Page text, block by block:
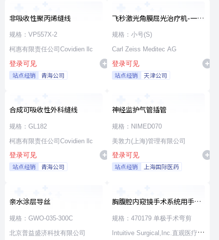
非吸收性聚丙烯缝线
规格：VP557X-2
柯惠有限责任公司Covidien llc
登录可见
站点经销 青海公司
飞秒激光角膜屈光治疗机-一次
性使用无菌治疗包
规格：小号(S)
Carl Zeiss Meditec AG
登录可见
站点经销 天津公司
合成可吸收性外科缝线
规格：GL182
柯惠有限责任公司Covidien llc
登录可见
站点经销 青海公司
神经监护气管插管
规格：NIMED070
美敦力(上海)管理有限公司
登录可见
站点经销 上海国际医药
亲水涂层导丝
规格：GWO-035-300C
北京普益盛济科技有限公司
胸腹腔内窥镜手术系统用手术
器械
规格：470179 单极手术弯剪
Intuitive Surgical,Inc.直观医疗公